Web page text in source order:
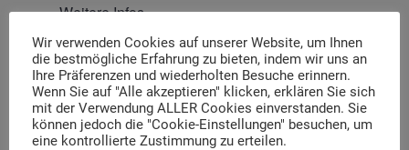
Weitere Infos
https://institutgauting.de/seminare/2024-
15-fachgespraech-politische-bildung-an-
historischen-orten-des-nationalsozialismus/
Wir verwenden Cookies auf unserer Website, um Ihnen
die bestmögliche Erfahrung zu bieten, indem wir uns an
Ihre Präferenzen und wiederholten Besuche erinnern.
Wenn Sie auf "Alle akzeptieren" klicken, erklären Sie sich
mit der Verwendung ALLER Cookies einverstanden. Sie
können jedoch die "Cookie-Einstellungen" besuchen, um
eine kontrollierte Zustimmung zu erteilen.